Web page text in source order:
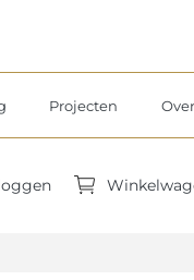
Projecten